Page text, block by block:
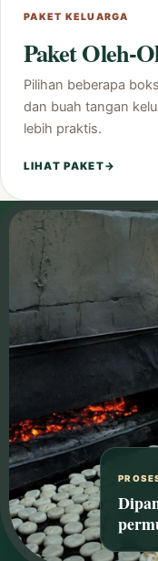
PAKET KELUARGA
Paket Oleh-
Pilihan beberapa
dan buah tangan
lebih praktis.
LIHAT PAKET→